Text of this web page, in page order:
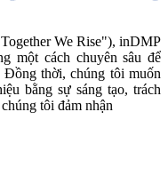
We Rise"), inDMP
một cách chuyên sâu để
Đồng thời, chúng tôi muốn
bằng sự sáng tạo, trách
tôi đảm nhận